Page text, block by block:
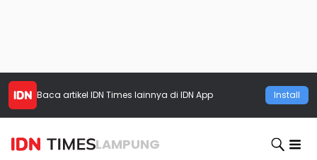
Baca artikel IDN Times lainnya di IDN App Install
LAMPUNG